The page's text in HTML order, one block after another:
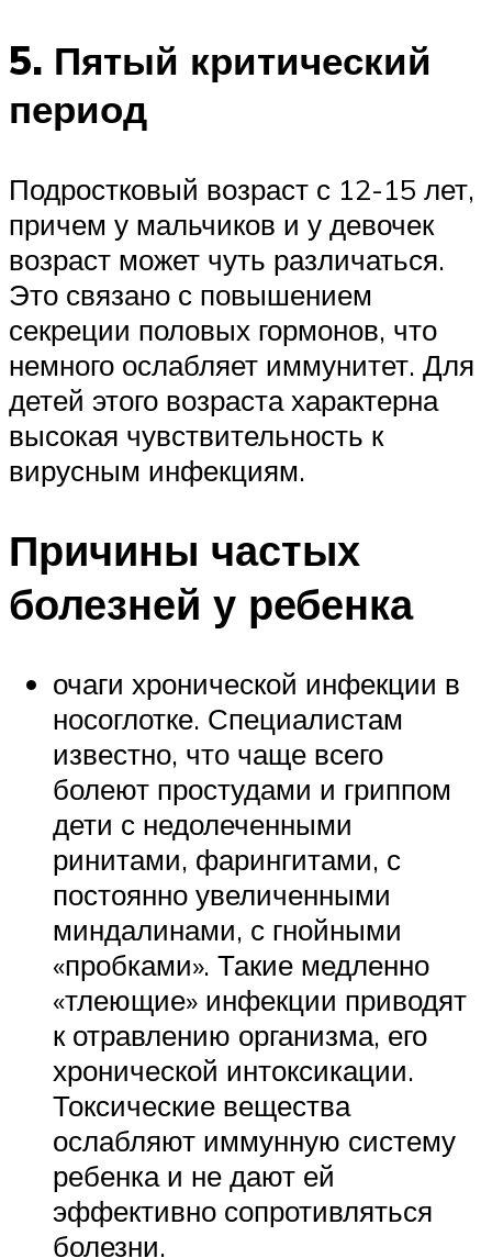
5. Пятый критический
период
Подростковый возраст с 12-15 лет,
причем у мальчиков и у девочек
возраст может чуть различаться.
Это связано с повышением
секреции половых гормонов, что
немного ослабляет иммунитет. Для
детей этого возраста характерна
высокая чувствительность к
вирусным инфекциям.
Причины частых
болезней у ребенка
очаги хронической инфекции в
носоглотке. Специалистам
известно, что чаще всего
болеют простудами и гриппом
дети с недолеченными
ринитами, фарингитами, с
постоянно увеличенными
миндалинами, с гнойными
«пробками». Такие медленно
«тлеющие» инфекции приводят
к отравлению организма, его
хронической интоксикации.
Токсические вещества
ослабляют иммунную систему
ребенка и не дают ей
эффективно сопротивляться
болезни.